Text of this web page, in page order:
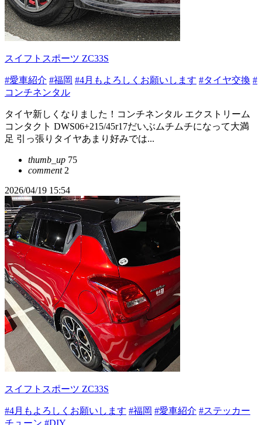
スイフトスポーツ ZC33S
#愛車紹介 #福岡 #4月もよろしくお願いします #タイヤ交換 #
コンチネンタル
タイヤ新しくなりました！コンチネンタル エクストリーム
コンタクト DWS06+215/45r17だいぶムチムチになって大満
足 引っ張りタイヤあまり好みでは...
thumb_up 75
comment2
2026/04/19 15:54
スイフトスポーツ ZC33S
#4月もよろしくお願いします #福岡 #愛車紹介 #ステッカー
チューン #DIY